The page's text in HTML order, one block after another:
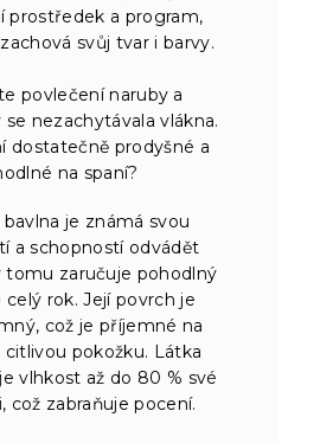
prostředek a program,
svůj tvar i barvy.
povlečení naruby a
nezachytávala vlákna.
dostatečně prodyšné a
na spaní?
je známá svou
a schopností odvádět
tomu zaručuje pohodlný
celý rok. Její povrch je
což je příjemné na
pokožku. Látka
vlhkost až do 80 % své
což zabraňuje pocení.